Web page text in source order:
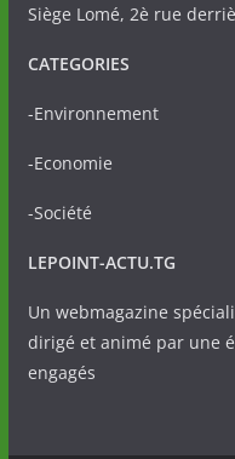
Siège Lomé, 2è rue
CATEGORIES
-Environnement
-Economie
-Société
LEPOINT-ACTU.TG
Un webmagazine
dirigé et animé par une
engagés